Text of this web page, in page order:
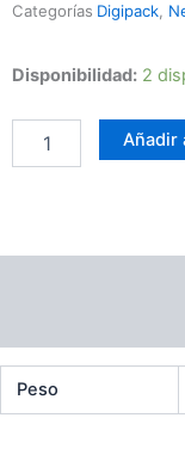
Categorías Digipack,
Disponibilidad: 2
Collection
Andrea
Villers-
1916)
Añadir
Peso